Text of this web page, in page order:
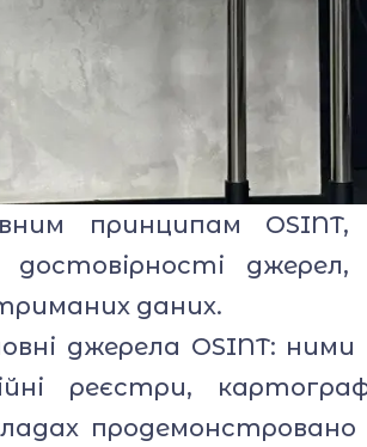
принципам OSINT,
достовірності
даних.
джерела OSINT:
реєстри,
продемонстровано